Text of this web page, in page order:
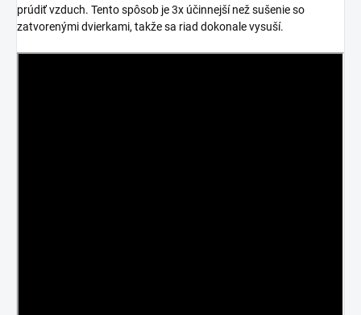
prúdiť vzduch. Tento spôsob je 3x účinnejší než sušenie so
zatvorenými dvierkami, takže sa riad dokonale vysuší.